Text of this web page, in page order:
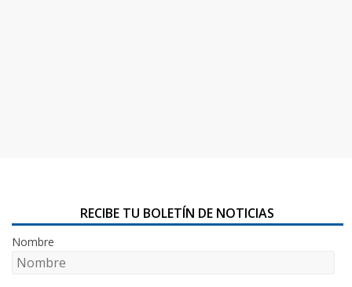
RECIBE TU BOLETÍN DE NOTICIAS
Nombre